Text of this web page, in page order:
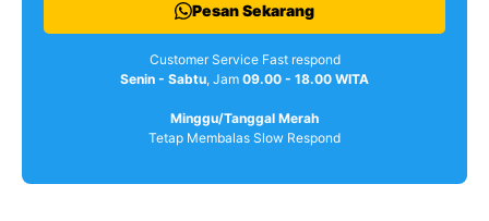
Pesan Sekarang
Customer Service Fast respond
Senin - Sabtu, Jam 09.00 - 18.00 WITA
Minggu/Tanggal Merah
Tetap Membalas Slow Respond